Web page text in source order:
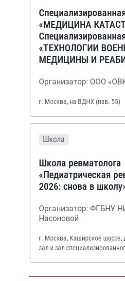
«МЕДИЦИНА
«ТЕХНОЛОГИИ
МЕДИЦИНЫ И
Организатор: ООО
г. Москва, на ВДНХ (пав. 55)
Школа
Школа ревматолога
«Педиатрическая
2026: снова в
Организатор: ФГБНУ
Насоновой
г. Москва, Каширское шоссе,
зал и зал